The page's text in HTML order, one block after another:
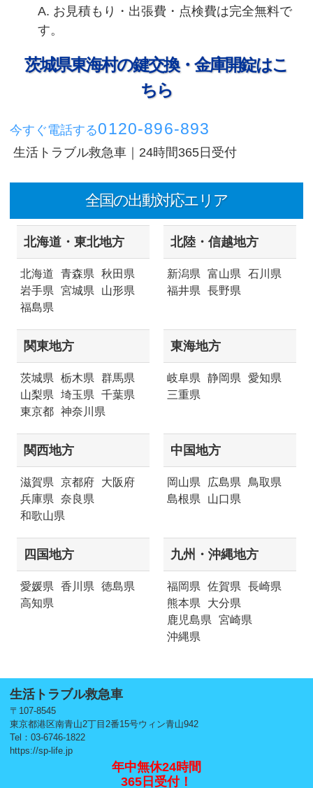
A. お見積もり・出張費・点検費は完全無料で
す。
茨城県東海村の鍵交換・金庫開錠はこ
ちら
今すぐ電話する0120-896-893
生活トラブル救急車｜24時間365日受付
全国の出動対応エリア
北海道・東北地方
北海道 青森県
秋田県
岩手県
宮城県
山形県
福島県
北陸・信越地方
新潟県 富山県
石川県
福井県
長野県
関東地方
茨城県 栃木県
群馬県
山梨県
埼玉県
千葉県
東京都
神奈川県
東海地方
岐阜県 静岡県
愛知県
三重県
関西地方
滋賀県 京都府
大阪府
兵庫県
奈良県
和歌山県
中国地方
岡山県 広島県
鳥取県
島根県
山口県
四国地方
愛媛県 香川県
徳島県
高知県
九州・沖縄地方
福岡県 佐賀県
長崎県
熊本県
大分県
鹿児島県
宮崎県
沖縄県
生活トラブル救急車
〒107-8545
東京都港区南青山2丁目2番15号ウィン青山942
Tel：03-6746-1822
https://sp-life.jp
年中無休24時間
365日受付！